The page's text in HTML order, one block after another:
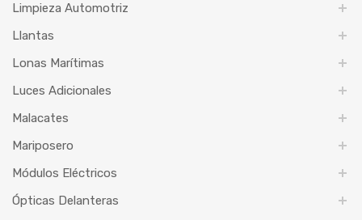
Limpieza Automotriz
Llantas
Lonas Marítimas
Luces Adicionales
Malacates
Mariposero
Módulos Eléctricos
Ópticas Delanteras